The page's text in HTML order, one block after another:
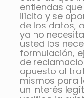
entiendas
ilícito y se
de los datos,
ya no
usted los
formulación,
de
opuesto al
mismos para
un interés